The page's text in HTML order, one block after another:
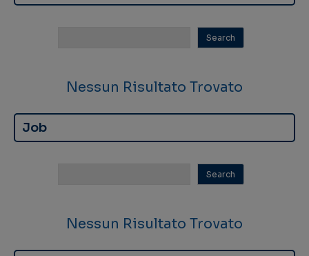
Nessun Risultato Trovato
Job
Nessun Risultato Trovato